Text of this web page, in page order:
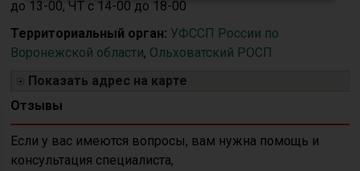
до 13-00, ЧТ с 14-00 до 18-00
Территориальный орган: УФССП России по
Воронежской области, Ольховатский РОСП
Показать адрес на карте
Отзывы
Если у вас имеются вопросы, вам нужна помощь и
консультация специалиста,